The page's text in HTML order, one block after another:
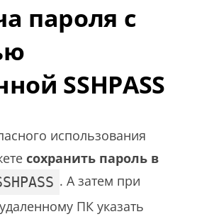
пароля с
SSHPASS
использования
сохранить пароль в
. А затем при
ПК указать